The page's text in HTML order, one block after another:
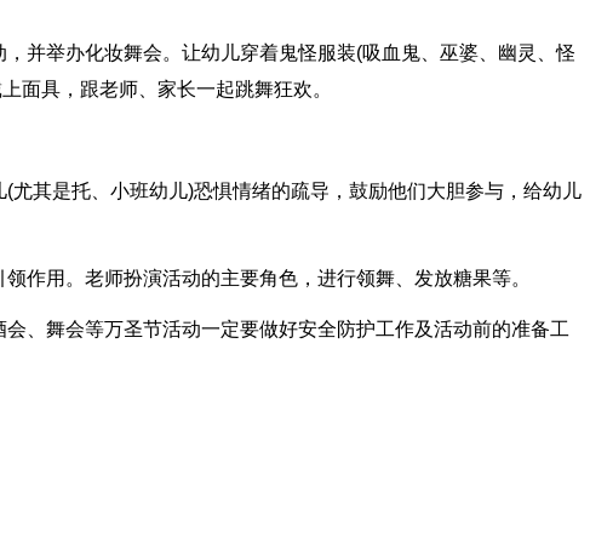
并举办化妆舞会。让幼儿穿着鬼怪服装(吸血鬼、巫婆、幽灵、怪
面具，跟老师、家长一起跳舞狂欢。
尤其是托、小班幼儿)恐惧情绪的疏导，鼓励他们大胆参与，给幼儿
作用。老师扮演活动的主要角色，进行领舞、发放糖果等。
、舞会等万圣节活动一定要做好安全防护工作及活动前的准备工